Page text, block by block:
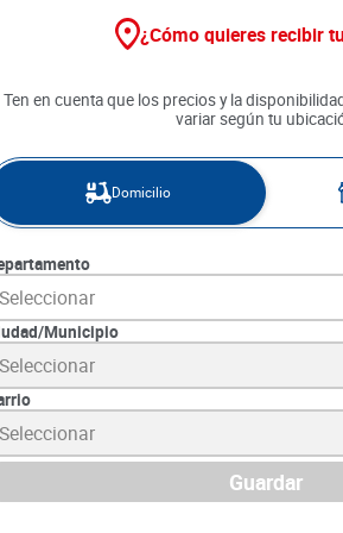
x 85 g
6
500 g
Gramo: $22.38
$11.190
¿Cómo quieres recibir
Ten en cuenta que los precios y la
variar según tu
Domicilio
Seleccionar
Municipio
Seleccionar
Seleccionar
Guardar